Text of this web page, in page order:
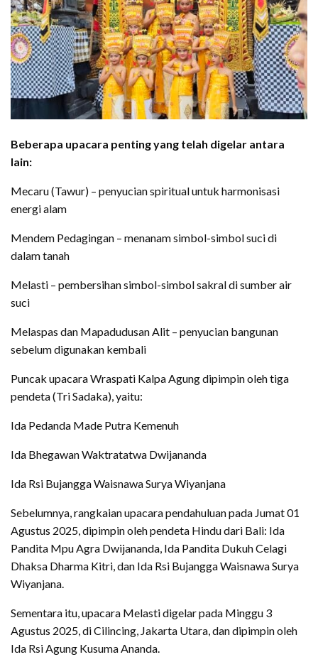
Beberapa upacara penting yang telah digelar antara
lain:
Mecaru (Tawur) – penyucian spiritual untuk harmonisasi
energi alam
Mendem Pedagingan – menanam simbol-simbol suci di
dalam tanah
Melasti – pembersihan simbol-simbol sakral di sumber air
suci
Melaspas dan Mapadudusan Alit – penyucian bangunan
sebelum digunakan kembali
Puncak upacara Wraspati Kalpa Agung dipimpin oleh tiga
pendeta (Tri Sadaka), yaitu:
Ida Pedanda Made Putra Kemenuh
Ida Bhegawan Waktratatwa Dwijananda
Ida Rsi Bujangga Waisnawa Surya Wiyanjana
Sebelumnya, rangkaian upacara pendahuluan pada Jumat 01
Agustus 2025, dipimpin oleh pendeta Hindu dari Bali: Ida
Pandita Mpu Agra Dwijananda, Ida Pandita Dukuh Celagi
Dhaksa Dharma Kitri, dan Ida Rsi Bujangga Waisnawa Surya
Wiyanjana.
Sementara itu, upacara Melasti digelar pada Minggu 3
Agustus 2025, di Cilincing, Jakarta Utara, dan dipimpin oleh
Ida Rsi Agung Kusuma Ananda.